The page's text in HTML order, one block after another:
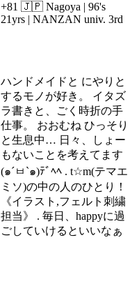
+81 🇯🇵 Nagoya | 96's
21yrs | NANZAN univ. 3rd
ハンドメイドと にやりと
するモノが好き。 イタズ
ラ書きと、ごく時折の手
仕事。 おおむね ひっそり
と生息中… 日々、しょー
もないことを考えてます
(๑´ㅂ`๑)ﾃﾞﾍﾍ . t☆m(テマエ
ミソ)の中の人のひとり！
《イラスト,フェルト刺繍
担当》 . 毎日、happyに過
ごしていけるといいなぁ